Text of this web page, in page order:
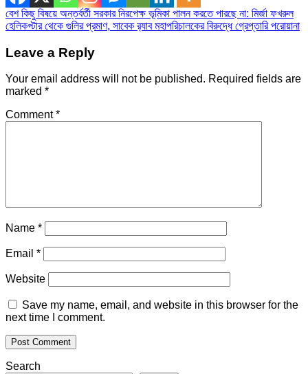
Post
navigation
বেশ কিছু বিষয়ে অন্তর্বর্তী সরকার নিরপেক্ষ ভূমিকা পালন করতে পারছে না: মির্জা ফখরুল
হেলিকপ্টার থেকে গুলির প্রমাণ, সাবেক র‌্যাব মহাপরিচালকের বিরুদ্ধে গ্রেপ্তারি পরোয়ানা
Leave a Reply
Your email address will not be published. Required fields are
marked *
Comment*
Name *
Email *
Website
Save my name, email, and website in this browser for the
next time I comment.
Search